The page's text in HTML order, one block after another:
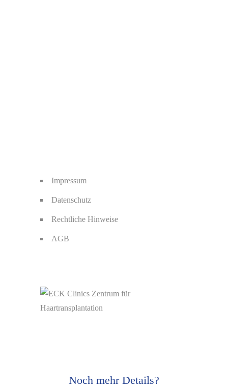
Impressum
Datenschutz
Rechtliche Hinweise
AGB
Noch mehr Details?